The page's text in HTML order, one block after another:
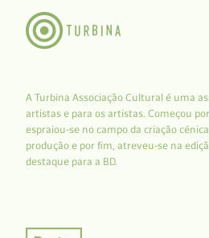
A Turbina Associação Cultural é uma
artistas e para os artistas. Começou
espraiou-se no campo da criação
produção e por fim, atreveu-se na
destaque para a BD.